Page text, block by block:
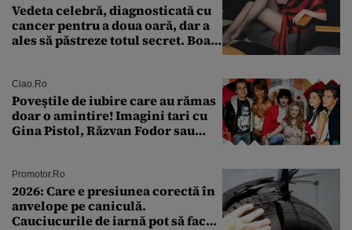
Vedeta celebră, diagnosticată cu
cancer pentru a doua oară, dar a
ales să păstreze totul secret. Boala
Ciao.ro
Poveştile de iubire care au rămas
doar o amintire! Imagini tari cu
Gina Pistol, Răzvan Fodor sau
Promotor.ro
2026: Care e presiunea corectă în
anvelope pe caniculă.
Cauciucurile de iarnă pot să facă